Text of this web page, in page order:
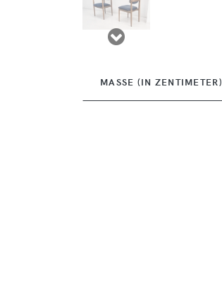
MASSE (IN ZENTIMETER)